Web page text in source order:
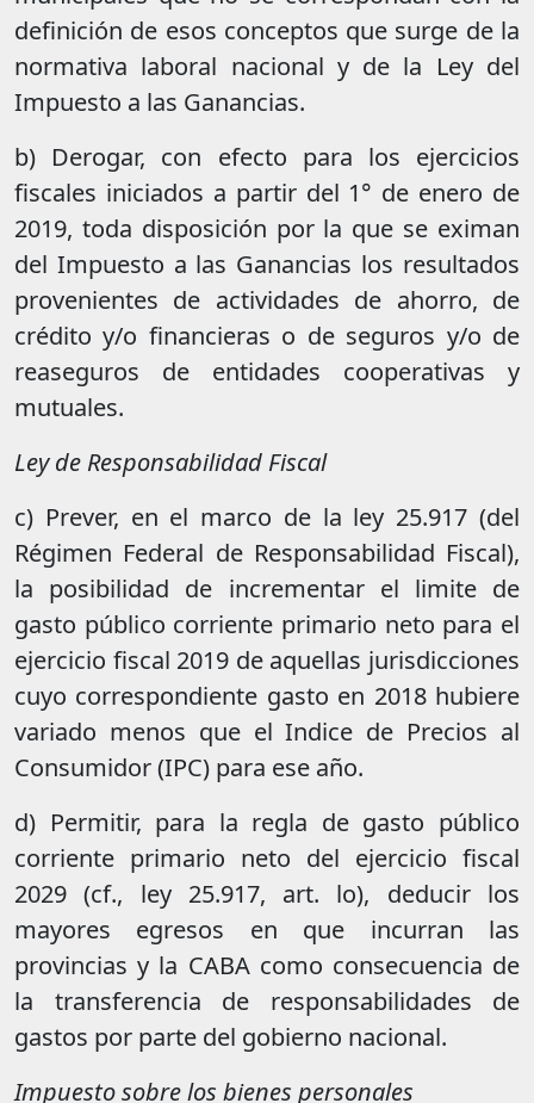
definición de esos conceptos que surge de la
normativa laboral nacional y de la Ley del
Impuesto a las Ganancias.
b) Derogar, con efecto para los ejercicios
fiscales iniciados a partir del 1° de enero de
2019, toda disposición por la que se eximan
del Impuesto a las Ganancias los resultados
provenientes de actividades de ahorro, de
crédito y/o financieras o de seguros y/o de
reaseguros de entidades cooperativas y
mutuales.
Ley de Responsabilidad Fiscal
c) Prever, en el marco de la ley 25.917 (del
Régimen Federal de Responsabilidad Fiscal),
la posibilidad de incrementar el limite de
gasto público corriente primario neto para el
ejercicio fiscal 2019 de aquellas jurisdicciones
cuyo correspondiente gasto en 2018 hubiere
variado menos que el Indice de Precios al
Consumidor (IPC) para ese año.
d) Permitir, para la regla de gasto público
corriente primario neto del ejercicio fiscal
2029 (cf., ley 25.917, art. lo), deducir los
mayores egresos en que incurran las
provincias y la CABA como consecuencia de
la transferencia de responsabilidades de
gastos por parte del gobierno nacional.
Impuesto sobre los bienes personales